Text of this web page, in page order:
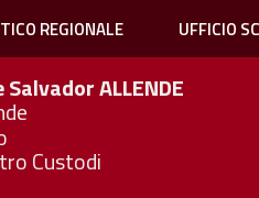
REGIONALE UFFICIO
SalvadorALLENDE
Custodi